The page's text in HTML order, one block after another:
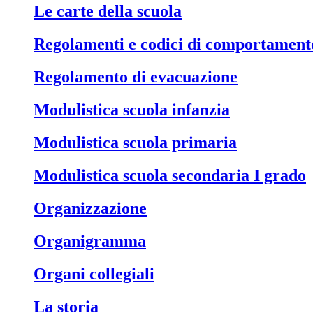
Le carte della scuola
Regolamenti e codici di
Regolamento di evacuazione
Modulistica scuola infanzia
Modulistica scuola primaria
Modulistica scuola secondaria I grado
Organizzazione
Organigramma
Organi collegiali
La storia